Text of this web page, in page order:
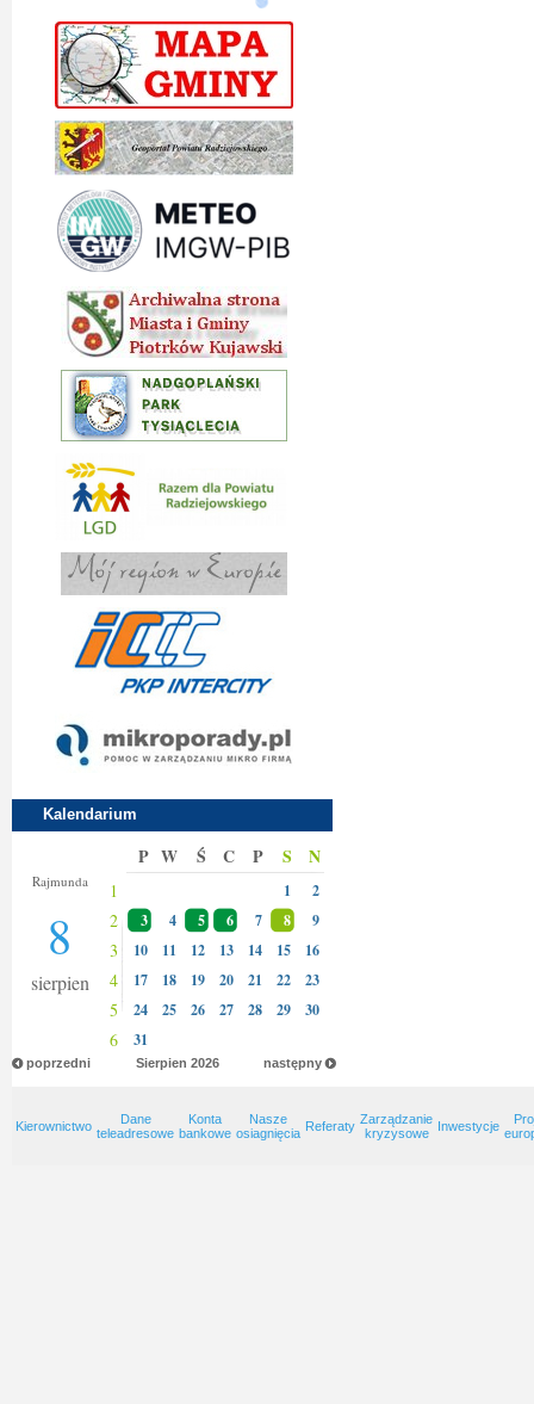
Kalendarium
Rajmunda
8
sierpien
P W Ś C P S N
1 1 2
2 3 4 5 6 7 8 9
3 10 11 12 13 14 15 16
4 17 18 19 20 21 22 23
5 24 25 26 27 28 29 30
6 31
poprzedni następny
Sierpien 2026
Kierownictwo
Dane
teleadresowe
Konta
bankowe
Nasze
osiagnięcia Referaty Zarządzanie
kryzysowe
Inwestycje